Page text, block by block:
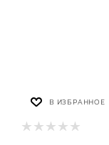
В ИЗБРАННОЕ